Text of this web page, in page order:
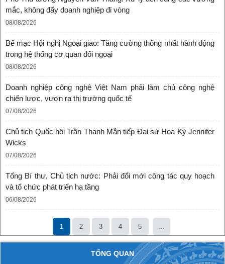
mắc, không đẩy doanh nghiệp đi vòng
08/08/2026
Bế mạc Hội nghị Ngoại giao: Tăng cường thống nhất hành động
trong hệ thống cơ quan đối ngoại
08/08/2026
Doanh nghiệp công nghệ Việt Nam phải làm chủ công nghệ
chiến lược, vươn ra thị trường quốc tế
07/08/2026
Chủ tịch Quốc hội Trần Thanh Mẫn tiếp Đại sứ Hoa Kỳ Jennifer
Wicks
07/08/2026
Tổng Bí thư, Chủ tịch nước: Phải đổi mới công tác quy hoạch
và tổ chức phát triển hạ tầng
06/08/2026
1 2 3 4 5 ...
TỔNG QUAN